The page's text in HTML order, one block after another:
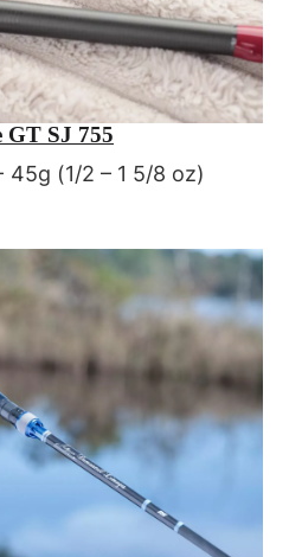
Intense GT SJ 755
45g (1/2 – 1 5/8 oz)